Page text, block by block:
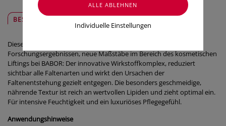
BESCHREIBUNG
Diese luxuriöse HSR lifting Creme setzt, auf Basis von aktuellsten
Forschungsergebnissen, neue Maßstäbe im Bereich des kosmetischen
Liftings bei BABOR: Der innovative Wirkstoffkomplex, reduziert
sichtbar alle Faltenarten und wirkt den Ursachen der
Faltenentstehung gezielt entgegen. Die besonders geschmeidige,
nährende Textur ist reich an wertvollen Lipiden und zieht optimal ein.
Für intensive Feuchtigkeit und ein luxuriöses Pflegegefühl.
Anwendungshinweise
Individuelle Einstellungen